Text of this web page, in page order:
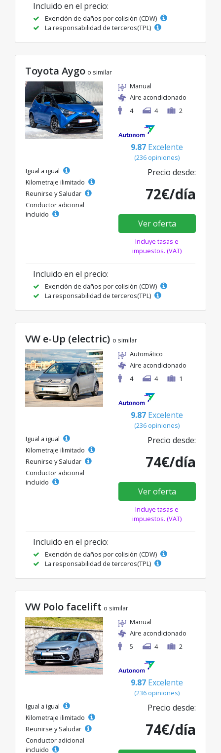
Incluido en el precio:
Exención de daños por colisión (CDW)
La responsabilidad de terceros(TPL)
Toyota Aygo o similar
Manual
Aire acondicionado
4
4 2
9.87 Excelente
(236 opiniones)
Igual a igual
Kilometraje ilimitado
Reunirse y Saludar
Conductor adicional
incluido
Precio desde:
72€/día
Ver oferta
Incluye tasas e
impuestos. (VAT)
Incluido en el precio:
Exención de daños por colisión (CDW)
La responsabilidad de terceros(TPL)
VW e-Up (electric) o similar
Automático
Aire acondicionado
4
4 1
9.87 Excelente
(236 opiniones)
Igual a igual
Kilometraje ilimitado
Reunirse y Saludar
Conductor adicional
incluido
Precio desde:
74€/día
Ver oferta
Incluye tasas e
impuestos. (VAT)
Incluido en el precio:
Exención de daños por colisión (CDW)
La responsabilidad de terceros(TPL)
VW Polo facelift o similar
Manual
Aire acondicionado
5
4 2
9.87 Excelente
(236 opiniones)
Igual a igual
Kilometraje ilimitado
Reunirse y Saludar
Conductor adicional
incluido
Precio desde:
74€/día